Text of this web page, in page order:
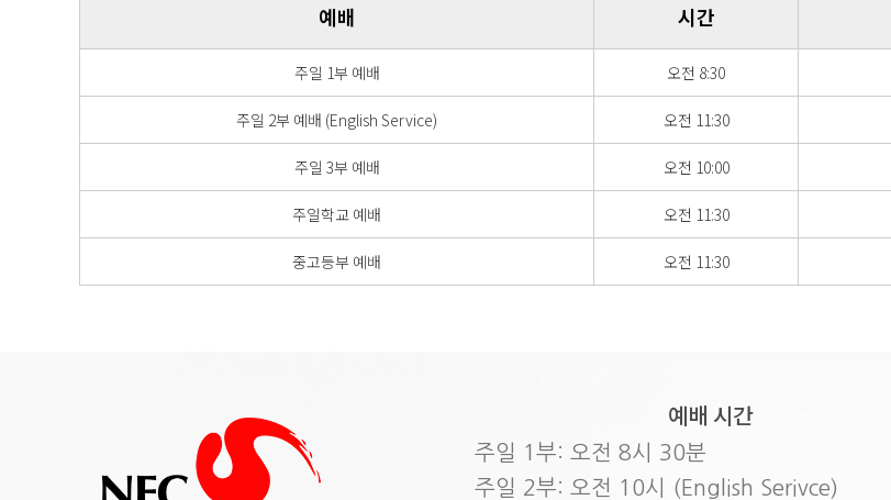
예배 시간
주일 1부 예배 오전 8:30
주일 2부 예배 (English Service) 오전 11:30
주일 3부 예배 오전 10:00
주일학교 예배 오전 11:30
중고등부 예배 오전 11:30
예배 시간
주일 1부: 오전 8시 30분
주일 2부: 오전 10시 (English Serivce)